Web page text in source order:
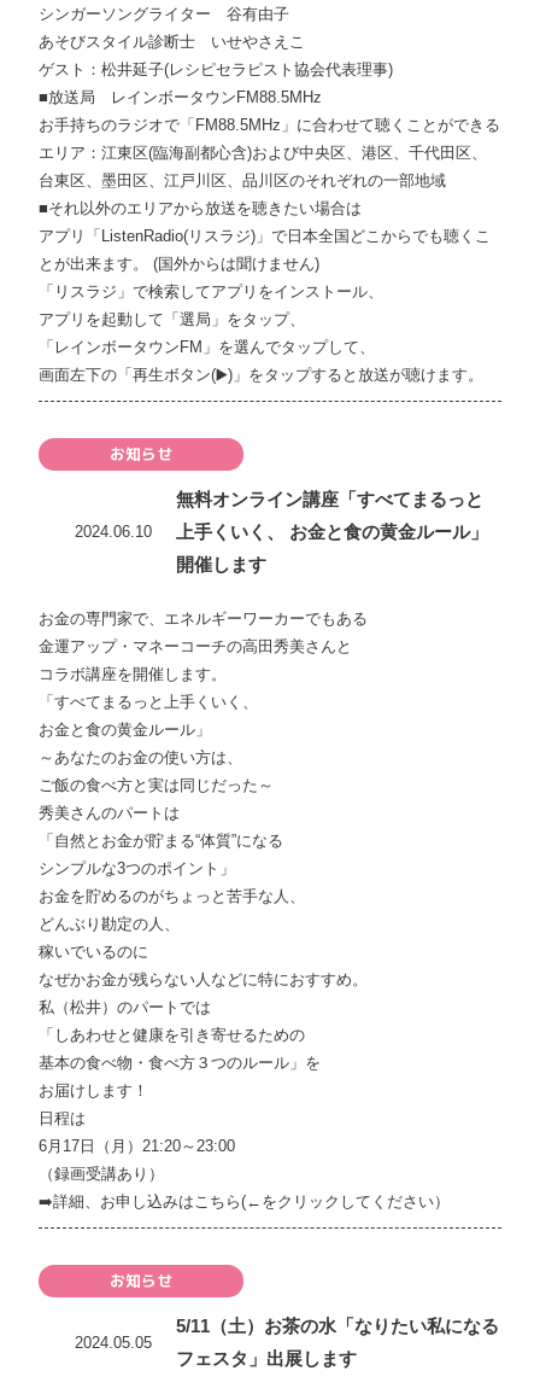
シンガーソングライター 谷有由子
あそびスタイル診断士 いせやさえこ
ゲスト：松井延子(レシピセラピスト協会代表理事)
■放送局 レインボータウンFM88.5MHz
お手持ちのラジオで「FM88.5MHz」に合わせて聴くことができる
エリア：江東区(臨海副都心含)および中央区、港区、千代田区、
台東区、墨田区、江戸川区、品川区のそれぞれの一部地域
■それ以外のエリアから放送を聴きたい場合は
アプリ「ListenRadio(リスラジ)」で日本全国どこからでも聴くこ
とが出来ます。 (国外からは聞けません)
「リスラジ」で検索してアプリをインストール、
アプリを起動して「選局」をタップ、
「レインボータウンFM」を選んでタップして、
画面左下の「再生ボタン(▶️)」をタップすると放送が聴けます。
お知らせ
2024.06.10
無料オンライン講座「すべてまるっと
上手くいく、 お金と食の黄金ルール」
開催します
お金の専門家で、エネルギーワーカーでもある
金運アップ・マネーコーチの高田秀美さんと
コラボ講座を開催します。
「すべてまるっと上手くいく、
お金と食の黄金ルール」
～あなたのお金の使い方は、
ご飯の食べ方と実は同じだった～
秀美さんのパートは
「自然とお金が貯まる“体質”になる
シンプルな3つのポイント」
お金を貯めるのがちょっと苦手な人、
どんぶり勘定の人、
稼いでいるのに
なぜかお金が残らない人などに特におすすめ。
私（松井）のパートでは
「しあわせと健康を引き寄せるための
基本の食べ物・食べ方３つのルール」を
お届けします！
日程は
6月17日（月）21:20～23:00
（録画受講あり）
➡️詳細、お申し込みはこちら(←をクリックしてください）
お知らせ
2024.05.05
5/11（土）お茶の水「なりたい私になる
フェスタ」出展します